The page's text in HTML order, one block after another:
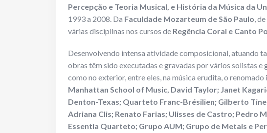
Percepção e Teoria Musical, e História da Música da
1993 a 2008. Da Faculdade Mozarteum de São Paulo,
várias disciplinas nos cursos de Regência Coral e Canto
Desenvolvendo intensa atividade composicional, atuando
obras têm sido executadas e gravadas por vários solistas
como no exterior, entre eles, na música erudita, o
Manhattan School of Music, David Taylor; Janet
Denton-Texas; Quarteto Franc-Brésilien; Gilberto
Adriana Clis; Renato Farias; Ulisses de Castro; Pedro
Essentia Quarteto; Grupo AUM; Grupo de Metais e